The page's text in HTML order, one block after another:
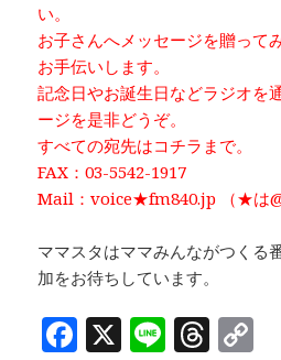
い。
お子さんへメッセージを贈って
お手伝いします。
記念日やお誕生日などラジオを
ージを是非どうぞ。
すべての宛先はコチラまで。
FAX：03-5542-1917
Mail：voice★fm840.jp （★は@
ママスタはママみんながつくる
加をお待ちしています。
F X Li T